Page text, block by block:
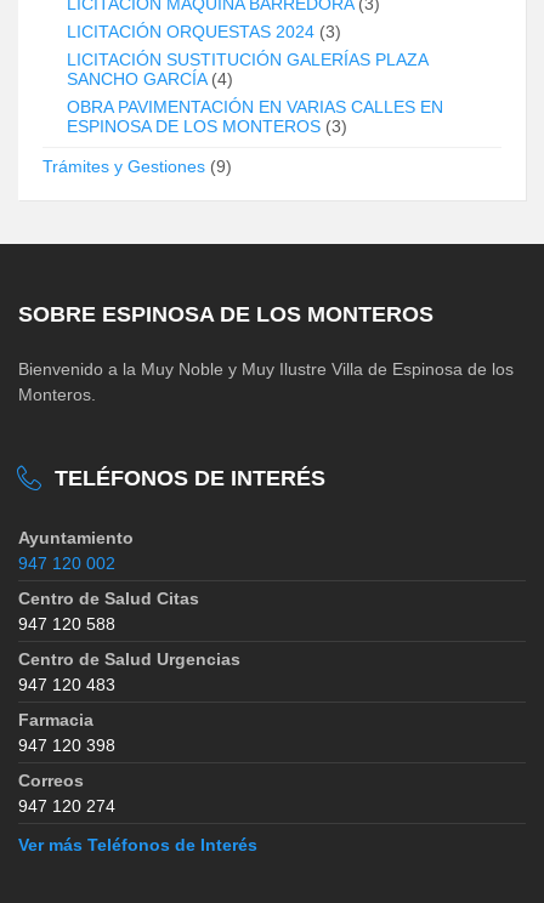
LICITACIÓN ORQUESTAS 2024 (3)
LICITACIÓN SUSTITUCIÓN GALERÍAS PLAZA
SANCHO GARCÍA(4)
OBRA PAVIMENTACIÓN EN VARIAS CALLES EN
ESPINOSA DE LOS MONTEROS (3)
Trámites y Gestiones (9)
SOBRE ESPINOSA DE LOS MONTEROS
Bienvenido a la Muy Noble y Muy Ilustre Villa de Espinosa de los
Monteros.
TELÉFONOS DE INTERÉS
Ayuntamiento
947 120 002
Centro de Salud Citas
947 120 588
Centro de Salud Urgencias
947 120 483
Farmacia
947 120 398
Correos
947 120 274
Ver más Teléfonos de Interés